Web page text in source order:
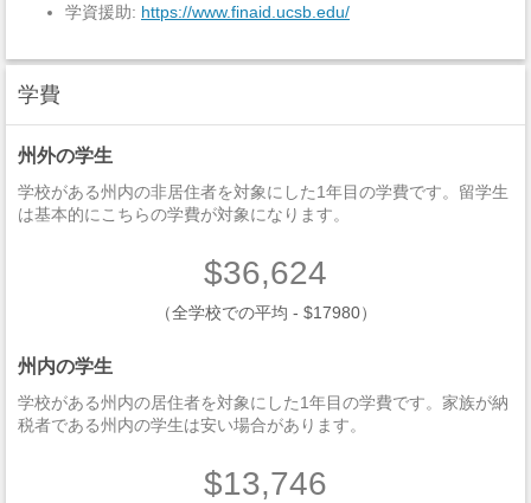
学資援助: https://www.finaid.ucsb.edu/
学費
州外の学生
学校がある州内の非居住者を対象にした1年目の学費です。留学生
は基本的にこちらの学費が対象になります。
$36,624
（全学校での平均 - $17980）
州内の学生
学校がある州内の居住者を対象にした1年目の学費です。家族が納
税者である州内の学生は安い場合があります。
$13,746